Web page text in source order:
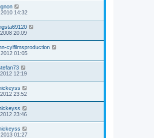
14:32
20:09
cylfilmsproduction
01:05
12:19
23:52
23:46
01:27